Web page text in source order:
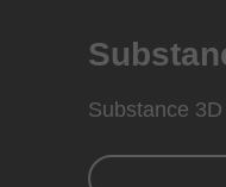
Substance